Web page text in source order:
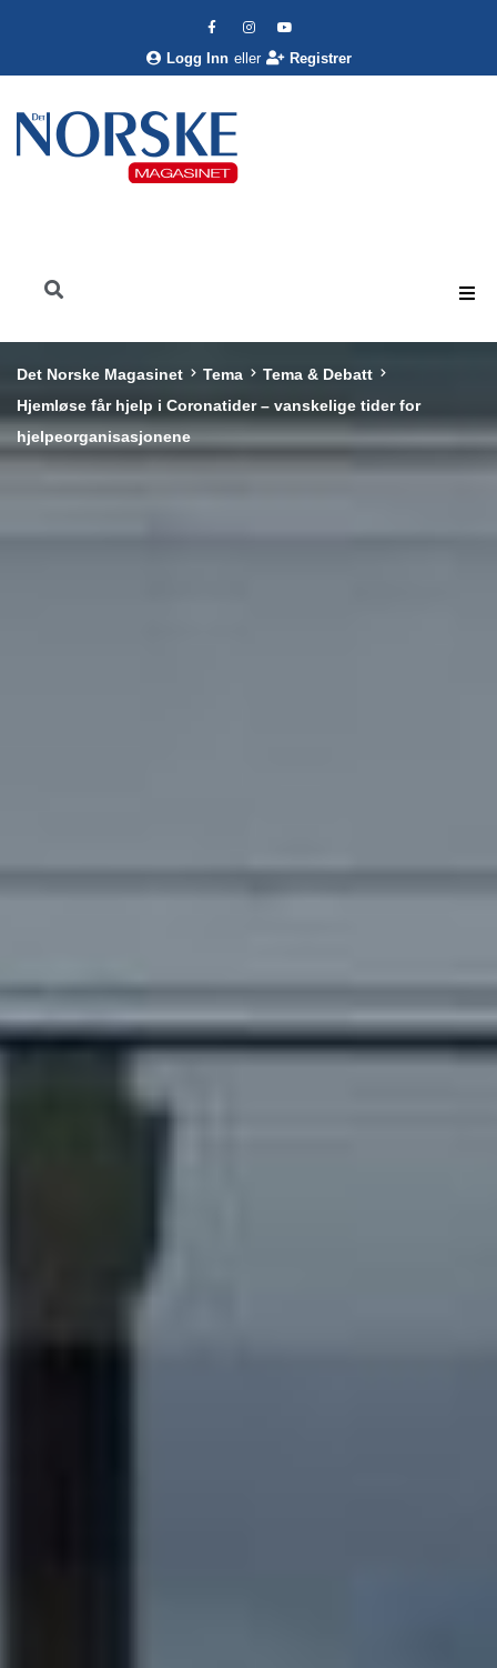
Logg Inn eller Registrer
Det Norske Magasinet Tema
Tema & Debatt
Hjemløse får hjelp i Coronatider – vanskelige tider for
hjelpeorganisasjonene